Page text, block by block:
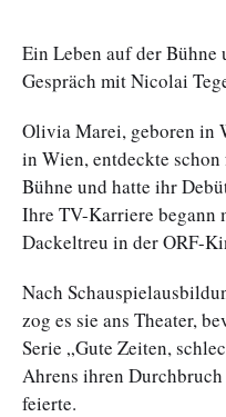
Ein Leben auf der
Gespräch mit Nicolai
Olivia Marei, geboren in
in Wien, entdeckte
Bühne und hatte ihr
Ihre TV-Karriere begann
Dackeltreu in der ORF-
Nach
zog es sie ans Theater,
Serie „Gute Zeiten,
Ahrens ihren
feierte.